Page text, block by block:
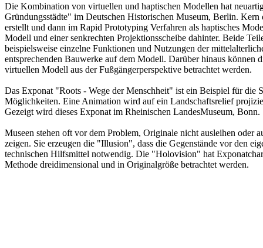
Die Kombination von virtuellen und haptischen Modellen hat
Gründungsstädte" im Deutschen Historischen Museum, Berlin.
erstellt und dann im Rapid Prototyping Verfahren als haptisches
Modell und einer senkrechten Projektionsscheibe dahinter. Beide
beispielsweise einzelne Funktionen und Nutzungen der
entsprechenden Bauwerke auf dem Modell. Darüber hinaus
virtuellen Modell aus der Fußgängerperspektive betrachtet werden.
Das Exponat "Roots - Wege der Menschheit" ist ein Beispiel für
Möglichkeiten. Eine Animation wird auf ein Landschaftsrelief
Gezeigt wird dieses Exponat im Rheinischen LandesMuseum, Bonn.
Museen stehen oft vor dem Problem, Originale nicht ausleihen
zeigen. Sie erzeugen die "Illusion", dass die Gegenstände vor den
technischen Hilfsmittel notwendig. Die "Holovision" hat
Methode dreidimensional und in Originalgröße betrachtet werden.